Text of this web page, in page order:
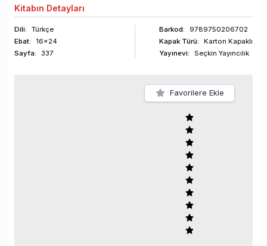
Kitabın Detayları
Dili:
Türkçe
Ebat:
16x24
Sayfa: 337
Barkod:
9789750206702
Kapak Türü:
Karton Kapaklı
Yayınevi:
Seçkin Yayıncılık
Favorilere Ekle